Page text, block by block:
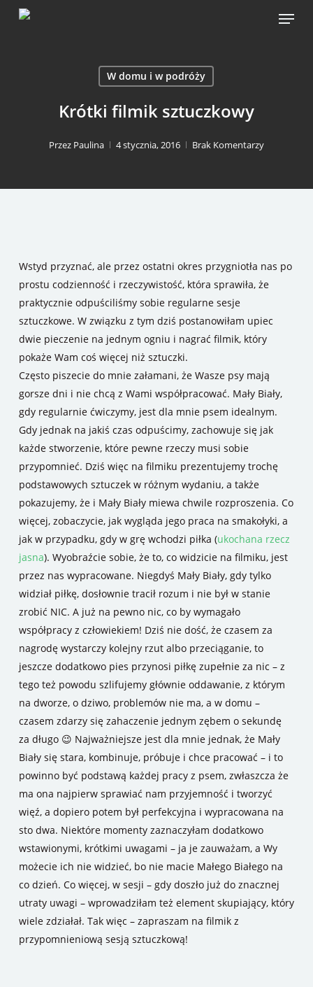
Menu
W domu i w podróży
Krótki filmik sztuczkowy
Przez Paulina 4 stycznia, 2016 Brak Komentarzy
Wstyd przyznać, ale przez ostatni okres przygniotła nas po
prostu codzienność i rzeczywistość, która sprawiła, że
praktycznie odpuściliśmy sobie regularne sesje
sztuczkowe. W związku z tym dziś postanowiłam upiec
dwie pieczenie na jednym ogniu i nagrać filmik, który
pokaże Wam coś więcej niż sztuczki.
Często piszecie do mnie załamani, że Wasze psy mają
gorsze dni i nie chcą z Wami współpracować. Mały Biały,
gdy regularnie ćwiczymy, jest dla mnie psem idealnym.
Gdy jednak na jakiś czas odpuścimy, zachowuje się jak
każde stworzenie, które pewne rzeczy musi sobie
przypomnieć. Dziś więc na filmiku prezentujemy trochę
podstawowych sztuczek w różnym wydaniu, a także
pokazujemy, że i Mały Biały miewa chwile rozproszenia. Co
więcej, zobaczycie, jak wygląda jego praca na smakołyki, a
jak w przypadku, gdy w grę wchodzi piłka (ukochana rzecz
jasna). Wyobraźcie sobie, że to, co widzicie na filmiku, jest
przez nas wypracowane. Niegdyś Mały Biały, gdy tylko
widział piłkę, dosłownie tracił rozum i nie był w stanie
zrobić NIC. A już na pewno nic, co by wymagało
współpracy z człowiekiem! Dziś nie dość, że czasem za
nagrodę wystarczy kolejny rzut albo przeciąganie, to
jeszcze dodatkowo pies przynosi piłkę zupełnie za nic – z
tego też powodu szlifujemy głównie oddawanie, z którym
na dworze, o dziwo, problemów nie ma, a w domu –
czasem zdarzy się zahaczenie jednym zębem o sekundę
za długo 😉 Najważniejsze jest dla mnie jednak, że Mały
Biały się stara, kombinuje, próbuje i chce pracować – i to
powinno być podstawą każdej pracy z psem, zwłaszcza że
ma ona najpierw sprawiać nam przyjemność i tworzyć
więź, a dopiero potem był perfekcyjna i wypracowana na
sto dwa. Niektóre momenty zaznaczyłam dodatkowo
wstawionymi, krótkimi uwagami – ja je zauważam, a Wy
możecie ich nie widzieć, bo nie macie Małego Białego na
co dzień. Co więcej, w sesji – gdy doszło już do znacznej
utraty uwagi – wprowadziłam też element skupiający, który
wiele zdziałał. Tak więc – zapraszam na filmik z
przypomnieniową sesją sztuczkową!